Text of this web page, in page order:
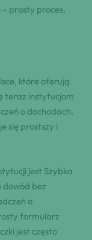
prosty proces,
które oferują‍
teraz instytucjom
o dochodach.
się prostszy ⁢i
jest Szybka
dowód bez
o
⁤formularz
jest często